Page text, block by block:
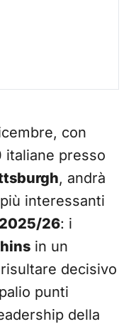
con
presso
, andrà
interessanti
26: i
in un
decisivo
punti
della